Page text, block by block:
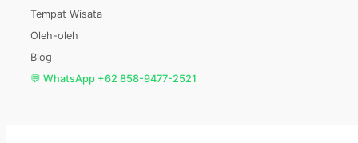
Tempat Wisata
Oleh-oleh
Blog
💬 WhatsApp +62 858-9477-2521